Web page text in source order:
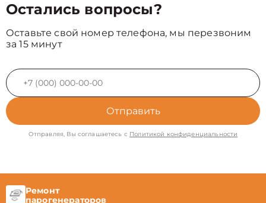
Остались вопросы?
Оставьте свой номер телефона, мы перезвоним
за 15 минут
Отправить
Отправляя, Вы соглашаетесь с Политикой конфиденциальности
Ремонт
парогенераторов